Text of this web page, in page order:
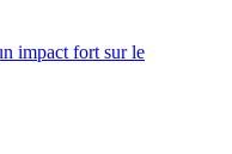
impact fort sur le